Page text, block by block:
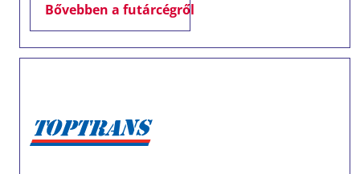
Bővebben a futárcégről